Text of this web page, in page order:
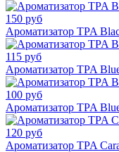
150 руб
Ароматизатор TPA
115 руб
Ароматизатор TPA
100 руб
Ароматизатор TPA
120 руб
Ароматизатор TPA